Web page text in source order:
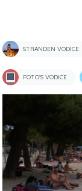
STRANDEN VODICE
FOTO'S VODICE